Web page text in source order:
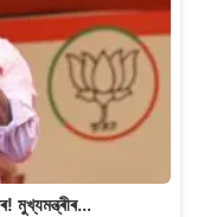
মুখ্যমন্ত্ৰীৰ…